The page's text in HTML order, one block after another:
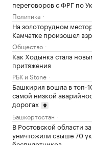
переговоров с ФРГ по
Политика
На золоторудном
Камчатке произошел
Общество
Как Ходынка стала
притяжения
РБК и Stone
Башкирия вошла в топ-
самой низкой
дорогах
Башкортостан
В Ростовской области
уничтожили свыше 70